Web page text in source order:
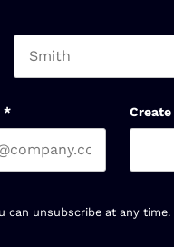
* Create
can unsubscribe at any